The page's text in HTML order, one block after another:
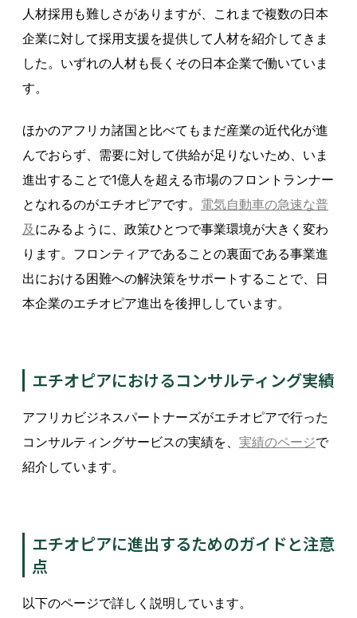
人材採用も難しさがありますが、これまで複数の日本
企業に対して採用支援を提供して人材を紹介してきま
した。いずれの人材も長くその日本企業で働いていま
す。
ほかのアフリカ諸国と比べてもまだ産業の近代化が進
んでおらず、需要に対して供給が足りないため、いま
進出することで1億人を超える市場のフロントランナー
となれるのがエチオピアです。 電気自動車の急速な普
及 にみるように、政策ひとつで事業環境が大きく変わ
ります。フロンティアであることの裏面である事業進
出における困難への解決策をサポートすることで、日
本企業のエチオピア進出を後押ししています。
エチオピアにおけるコンサルティング実績
アフリカビジネスパートナーズがエチオピアで行った
コンサルティングサービスの実績を、 実績のページで
紹介しています。
エチオピアに進出するためのガイドと注意
点
以下のページで詳しく説明しています。